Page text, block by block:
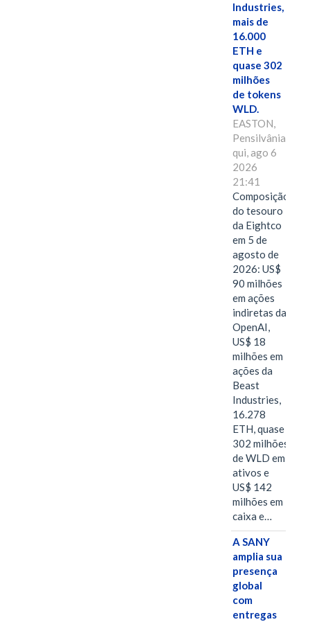
Industries,
mais de
16.000
ETH e
quase 302
milhões
de tokens
WLD.
EASTON,
Pensilvânia,
qui, ago 6
2026
21:41
Composição
do tesouro
da Eightco
em 5 de
agosto de
2026: US$
90 milhões
em ações
indiretas da
OpenAI,
US$ 18
milhões em
ações da
Beast
Industries,
16.278
ETH, quase
302 milhões
de WLD em
ativos e
US$ 142
milhões em
caixa e…
A SANY
amplia sua
presença
global
com
entregas